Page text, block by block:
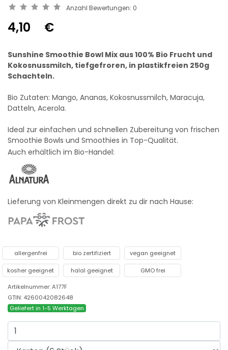
Anzahl Bewertungen: 0
4,10 €
Sunshine Smoothie Bowl Mix aus 100% Bio Frucht und
Kokosnussmilch, tiefgefroren, in plastikfreien 250g
Schachteln.
Bio Zutaten: Mango, Ananas, Kokosnussmilch, Maracuja,
Datteln, Acerola.
Ideal zur einfachen und schnellen Zubereitung von frischen
Smoothie Bowls und Smoothies in Top-Qualität.
Auch erhältlich im Bio-Handel:
Lieferung von Kleinmengen direkt zu dir nach Hause:
allergenfrei bio zertifiziert vegan geeignet
kosher geeignet halal geeignet
GMO frei
Artikelnummer: A177F
GTIN: 4260042082648
Geliefert in 1-5 Werktagen